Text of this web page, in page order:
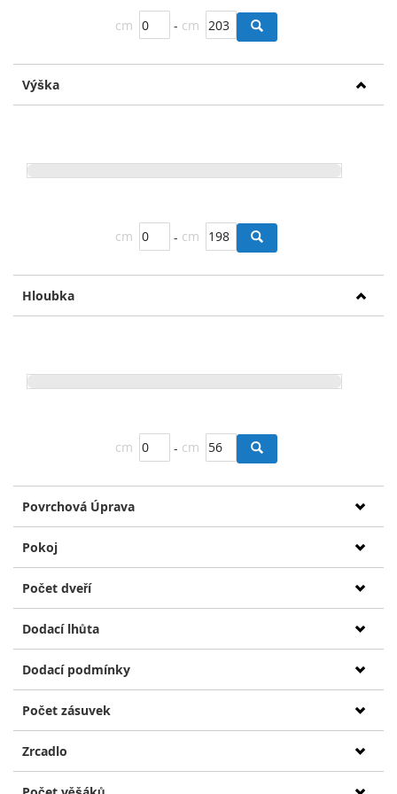
cm - cm
Výška
cm - cm
Hloubka
cm - cm
Povrchová Úprava
Pokoj
Počet dveří
Dodací lhůta
Dodací podmínky
Počet zásuvek
Zrcadlo